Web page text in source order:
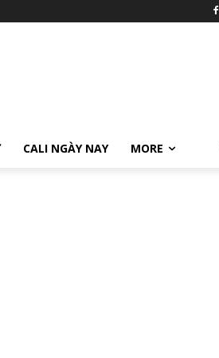
CALI NGÀY NAY MORE